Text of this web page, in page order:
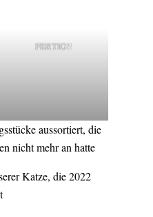
FERTIG!!
aussortiert, die
nicht mehr an hatte
Katze, die 2022